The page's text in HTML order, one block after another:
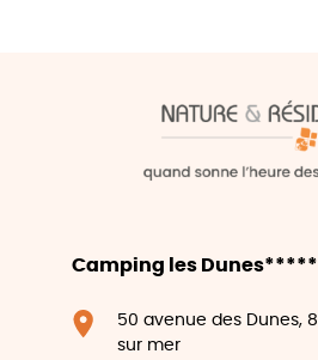
Camping les Dunes*****
50 avenue des Dunes,
sur mer